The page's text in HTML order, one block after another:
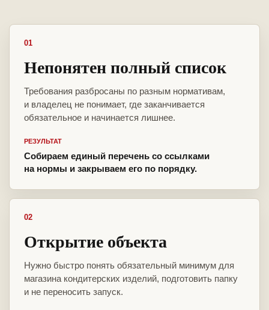
01
Непонятен полный список
Требования разбросаны по разным нормативам,
и владелец не понимает, где заканчивается
обязательное и начинается лишнее.
РЕЗУЛЬТАТ
Собираем единый перечень со ссылками
на нормы и закрываем его по порядку.
02
Открытие объекта
Нужно быстро понять обязательный минимум для
магазина кондитерских изделий, подготовить папку
и не переносить запуск.